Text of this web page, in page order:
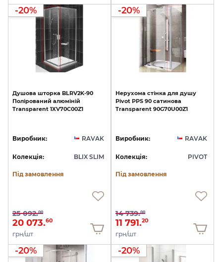
-20%
Душова шторка BLRV2K-90
Полірований алюміній
Transparent 1XV70C00Z1
Виробник: RAVAK
Колекція: BLIX SLIM
Під замовлення
25 092.00
20 073.60
грн/шт
-20%
Нерухома стінка для душу
Pivot PPS 90 сатинова
Transparent 90G70U00Z1
Виробник: RAVAK
Колекція: PIVOT
Під замовлення
14 739.00
11 791.20
грн/шт
-20% -20%